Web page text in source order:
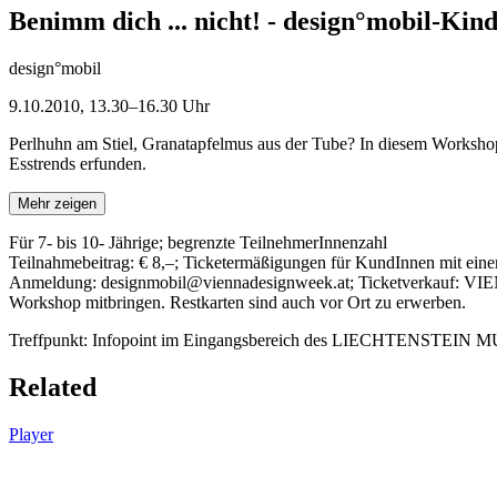
Benimm dich ... nicht! - design°mobil-
design°mobil
9.10.2010, 13.30–16.30 Uhr
Perlhuhn am Stiel, Granatapfelmus aus der Tube? In diesem
Esstrends erfunden.
Mehr zeigen
Für 7- bis 10- Jährige; begrenzte TeilnehmerInnenzahl
Teilnahmebeitrag: € 8,–; Ticketermäßigungen für KundInnen mit
Anmeldung: designmobil@viennadesignweek.at; Ticketverkauf:
Workshop mitbringen. Restkarten sind auch vor Ort zu erwerben.
Treffpunkt: Infopoint im Eingangsbereich des LIECHTENSTEIN
Related
Player